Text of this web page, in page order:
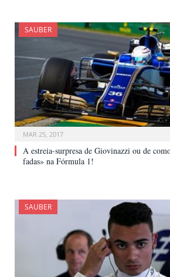
SAUBER
MAR 25, 2017
A estreia-surpresa de Giovinazzi ou de
fadas» na Fórmula 1!
SAUBER